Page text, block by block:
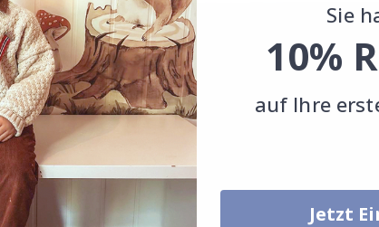
Sie
10%
auf Ihre
Jetzt